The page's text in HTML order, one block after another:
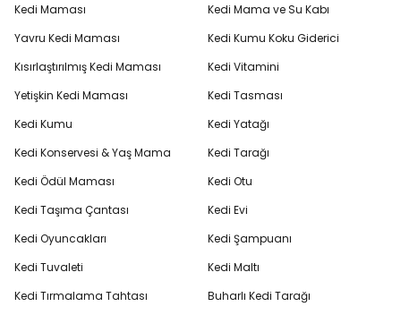
Kedi Maması
Yavru Kedi Maması
Kısırlaştırılmış Kedi Maması
Yetişkin Kedi Maması
Kedi Kumu
Kedi Konservesi & Yaş Mama
Kedi Ödül Maması
Kedi Taşıma Çantası
Kedi Oyuncakları
Kedi Tuvaleti
Kedi Tırmalama Tahtası
Kedi Mama ve Su Kabı
Kedi Kumu Koku Giderici
Kedi Vitamini
Kedi Tasması
Kedi Yatağı
Kedi Tarağı
Kedi Otu
Kedi Evi
Kedi Şampuanı
Kedi Maltı
Buharlı Kedi Tarağı